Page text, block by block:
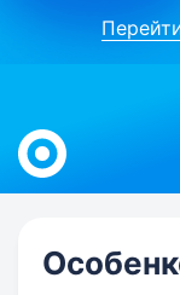
Work.ua